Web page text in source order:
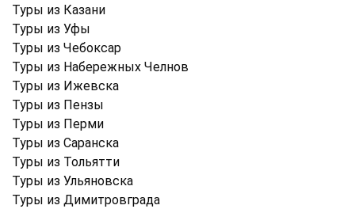
Туры из Казани
Туры из Уфы
Туры из Чебоксар
Туры из Набережных Челнов
Туры из Ижевска
Туры из Пензы
Туры из Перми
Туры из Саранска
Туры из Тольятти
Туры из Ульяновска
Туры из Димитровграда